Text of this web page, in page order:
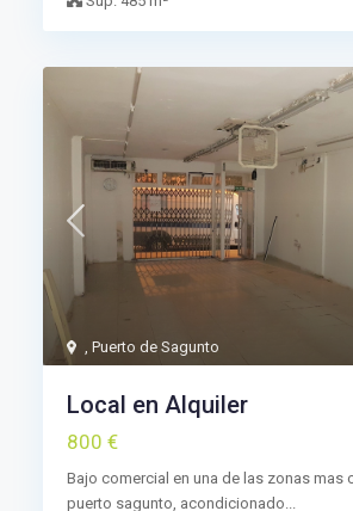
, Puerto de Sagunto
Local en Alquiler
800 €
Bajo comercial en una de las zonas mas
puerto sagunto, acondicionado...